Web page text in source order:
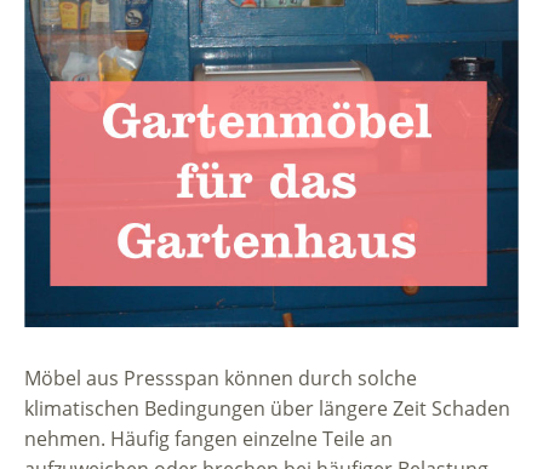
Möbel aus Pressspan können durch solche
klimatischen Bedingungen über längere Zeit Schaden
nehmen. Häufig fangen einzelne Teile an